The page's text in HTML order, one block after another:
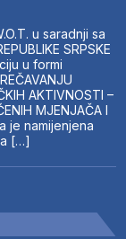
u saradnji sa
SRPSKE
u formi
AKTIVNOSTI –
MJENJAČA I
je namijenjena
[…]